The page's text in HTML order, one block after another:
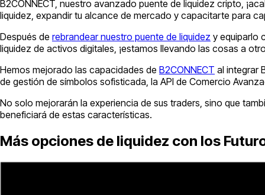
B2CONNECT, nuestro avanzado puente de liquidez cripto,
liquidez, expandir tu alcance de mercado y capacitarte para
Después de rebrandear nuestro puente de liquidez y equiparlo
liquidez de activos digitales, ¡estamos llevando las cosas a
Hemos mejorado las capacidades de B2CONNECT al integrar
de gestión de símbolos sofisticada, la API de Comercio
No solo mejorarán la experiencia de sus traders, sino que
beneficiará de estas características.
Más opciones de liquidez con los